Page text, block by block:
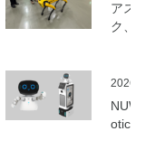
アスラ
ク、
を活用
建設向
ボット
NUWA
otics社